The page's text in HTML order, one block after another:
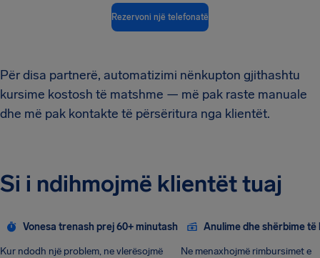
Rezervoni një telefonatë
Për disa partnerë, automatizimi nënkupton gjithashtu
kursime kostosh të matshme — më pak raste manuale
dhe më pak kontakte të përsëritura nga klientët.
Si i ndihmojmë klientët tuaj
Vonesa trenash prej 60+ minutash
Kur ndodh një problem, ne vlerësojmë
Anulime dhe shërbime të
Ne menaxhojmë rimbursimet e